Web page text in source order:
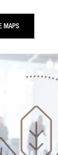
MAPS